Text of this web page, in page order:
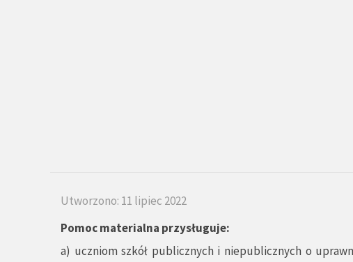
Utworzono: 11 lipiec 2022
Pomoc materialna przysługuje:
a) uczniom szkół publicznych i niepublicznych o